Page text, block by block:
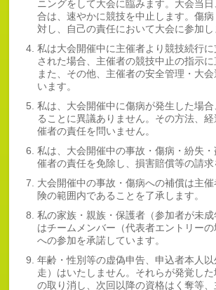
ニングをして大会に臨みます。大会当
合は、速やかに競技を中止します。傷
対し、自己の責任において大会に参加し
私は大会開催中に主催者より競技続行
された場合、主催者の競技中止の指示に
また、その他、主催者の安全管理・大
います。
私は、大会開催中に傷病が発生した場
ることに異議ありません。その方法、
催者の責任を問いません。
私は、大会開催中の事故・傷病・紛失
催者の責任を免除し、損害賠償等の請求
大会開催中の事故・傷病への補償は主
険の範囲内であることを了承します。
私の家族・親族・保護者（参加者が未
はチームメンバー（代表者エントリー
への参加を承諾しています。
年齢・性別等の虚偽申告、申込者本人
走）はいたしません。それらが発覚し
の取り消し、次回以降の資格はく奪等